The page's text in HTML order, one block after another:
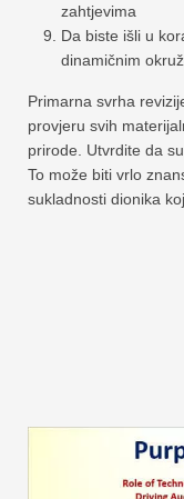
zahtjevima
Da biste išli u
dinamičnim
Primarna svrha
provjeru svih
prirode. Utvrdite da
To može biti vrlo
sukladnosti dionika